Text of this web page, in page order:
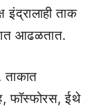
ताक
आढळतात.
ताकात
फॉस्फोरस, ईथे